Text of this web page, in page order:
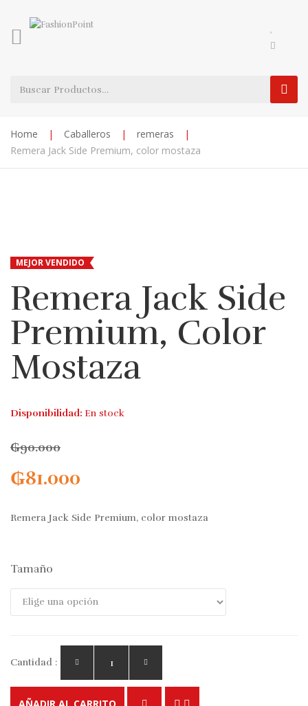
Home | Caballeros | remeras
|
Remera Jack Side Premium, color mostaza
MEJOR VENDIDO
Remera Jack Side
Premium, Color
Mostaza
Disponibilidad: En stock
₲90.000
₲81.000
Remera Jack Side Premium, color mostaza
Tamaño
Cantidad :